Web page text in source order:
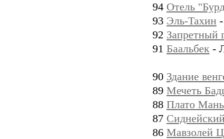
94 Отель
93 Эль-Тахин
92 Запретный
91 Баальбек -
90 Здание
89 Мечеть
88 Плато
87
86Мавзолей